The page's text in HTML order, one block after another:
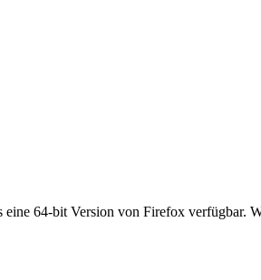
eine 64-bit Version von Firefox verfügbar.